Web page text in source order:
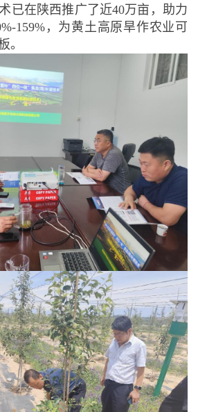
已在陕西推广了近40万亩，助力
159%，为黄土高原旱作农业可
。